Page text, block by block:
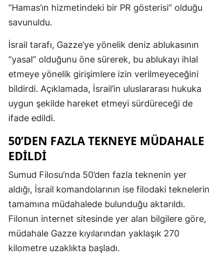
“Hamas’ın hizmetindeki bir PR gösterisi” olduğu
savunuldu.
İsrail tarafı, Gazze’ye yönelik deniz ablukasının
“yasal” olduğunu öne sürerek, bu ablukayı ihlal
etmeye yönelik girişimlere izin verilmeyeceğini
bildirdi. Açıklamada, İsrail’in uluslararası hukuka
uygun şekilde hareket etmeyi sürdüreceği de
ifade edildi.
50’DEN FAZLA TEKNEYE MÜDAHALE
EDILDI
Sumud Filosu’nda 50’den fazla teknenin yer
aldığı, İsrail komandolarının ise filodaki teknelerin
tamamına müdahalede bulunduğu aktarıldı.
Filonun internet sitesinde yer alan bilgilere göre,
müdahale Gazze kıyılarından yaklaşık 270
kilometre uzaklıkta başladı.